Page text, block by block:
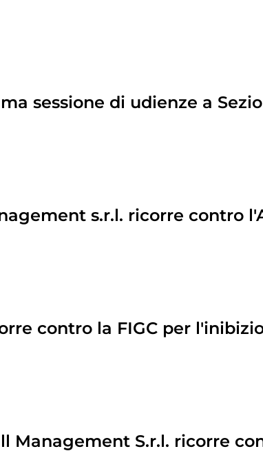
sessione di udienze a
s.r.l. ricorre contro
contro la FIGC per
Management S.r.l. ricorre